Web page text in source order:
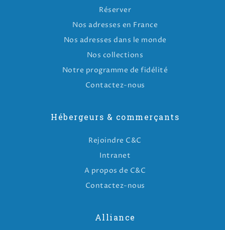
Réserver
Nos adresses en France
Nos adresses dans le monde
Nos collections
Notre programme de fidélité
Contactez-nous
Hébergeurs & commerçants
Rejoindre C&C
Intranet
A propos de C&C
Contactez-nous
Alliance